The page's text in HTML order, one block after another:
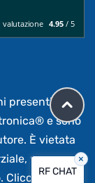
valutazione 4.95 / 5
presenti su
e sono
È vietata
non
Clicca qui per
RF CHAT
×